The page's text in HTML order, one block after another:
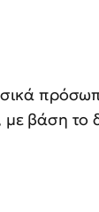
με βάση